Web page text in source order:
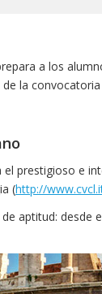
a los
la
prestigioso e
(http://
aptitud: